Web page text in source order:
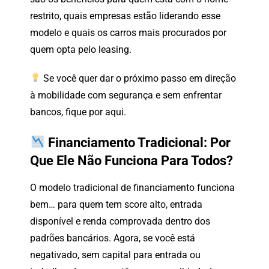
restrito, quais empresas estão liderando esse
modelo e quais os carros mais procurados por
quem opta pelo leasing.
Sevocêquerdaro próximo passoemdireção
à mobilidade com segurança e sem enfrentar
bancos, fique poraqui.
FinanciamentoTradicional: Por
Que Ele Não Funciona Para Todos?
O modelo tradicional de financiamento funciona
bem… para quem tem score alto, entrada
disponível e renda comprovada dentro dos
padrões bancários. Agora, se você está
negativado, sem capital para entrada ou